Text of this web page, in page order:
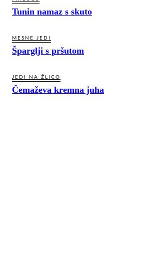
Tunin namaz s skuto
MESNE JEDI
Šparglji s pršutom
JEDI NA ŽLICO
Čemaževa kremna juha